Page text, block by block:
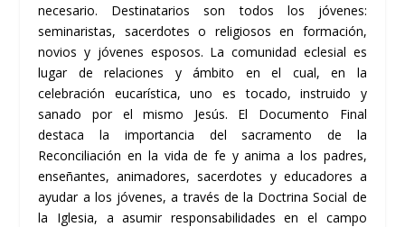
necesario. Destinatarios son todos los jóvenes:
seminaristas, sacerdotes o religiosos en formación,
novios y jóvenes esposos. La comunidad eclesial es
lugar de relaciones y ámbito en el cual, en la
celebración eucarística, uno es tocado, instruido y
sanado por el mismo Jesús. El Documento Final
destaca la importancia del sacramento de la
Reconciliación en la vida de fe y anima a los padres,
enseñantes, animadores, sacerdotes y educadores a
ayudar a los jóvenes, a través de la Doctrina Social de
la Iglesia, a asumir responsabilidades en el campo